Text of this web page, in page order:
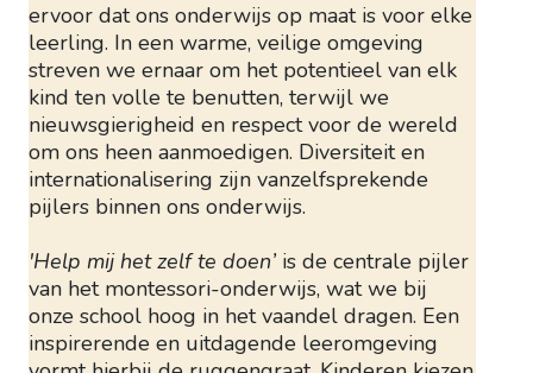
ervoor dat ons onderwijs op maat is voor elke
leerling. In een warme, veilige omgeving
streven we ernaar om het potentieel van elk
kind ten volle te benutten, terwijl we
nieuwsgierigheid en respect voor de wereld
om ons heen aanmoedigen. Diversiteit en
internationalisering zijn vanzelfsprekende
pijlers binnen ons onderwijs.
'Help mij het zelf te doen’ is de centrale pijler
van het montessori-onderwijs, wat we bij
onze school hoog in het vaandel dragen. Een
inspirerende en uitdagende leeromgeving